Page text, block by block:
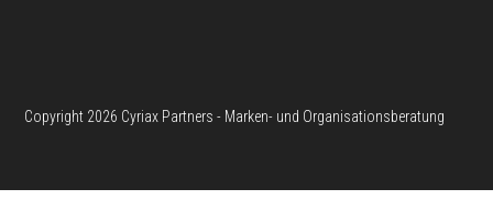
Copyright 2026 Cyriax Partners - Marken- und Organisationsberatung